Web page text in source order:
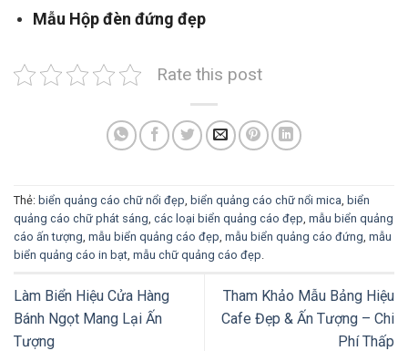
Mẫu Hộp đèn đứng đẹp
Rate this post
Thẻ: biển quảng cáo chữ nổi đẹp, biển quảng cáo chữ nổi mica, biển
quảng cáo chữ phát sáng, các loại biển quảng cáo đẹp, mẫu biển quảng
cáo ấn tượng, mẫu biển quảng cáo đẹp, mẫu biển quảng cáo đứng, mẫu
biển quảng cáo in bạt, mẫu chữ quảng cáo đẹp.
Làm Biển Hiệu Cửa Hàng
Bánh Ngọt Mang Lại Ấn
Tượng
Tham Khảo Mẫu Bảng Hiệu
Cafe Đẹp & Ấn Tượng – Chi
Phí Thấp